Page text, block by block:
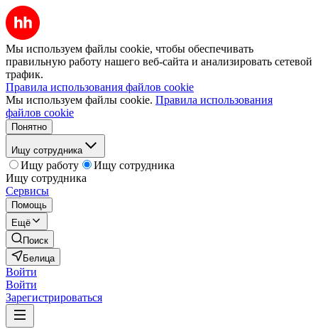
Мы используем файлы cookie, чтобы обеспечивать
правильную работу нашего веб-сайта и анализировать сетевой
трафик.
Правила использования файлов cookie
Мы используем файлы cookie. Правила использования
файлов cookie
Понятно
Ищу сотрудника
Ищу работу
Ищу сотрудника
Ищу сотрудника
Сервисы
Помощь
Ещё
Поиск
Белица
Войти
Войти
Зарегистрироваться